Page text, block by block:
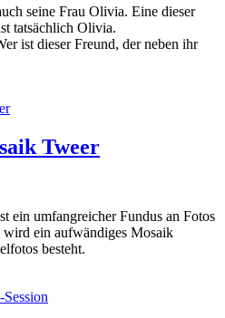
seine Frau Olivia. Eine dieser
tatsächlich Olivia.
ist dieser Freund, der neben ihr
Tweer
ein umfangreicher Fundus an Fotos
wird ein aufwändiges Mosaik
besteht.